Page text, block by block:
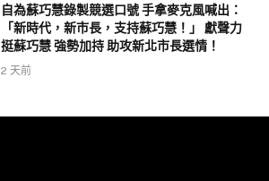
自為蘇巧慧錄製競選口號 手拿麥克風喊出：
「新時代，新市長，支持蘇巧慧！」 獻聲力
挺蘇巧慧 強勢加持 助攻新北市長選情！
2 天前